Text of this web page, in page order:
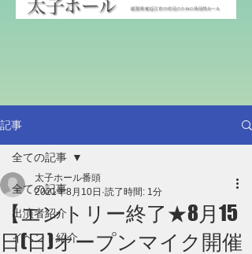
記事
全ての記事
出演者紹介
イベント紹介
全ての記事
【エントリー終了★8月15
日(日)オープンマイク開催
太子ホール番頭
2021年8月10日 読了時間: 1分